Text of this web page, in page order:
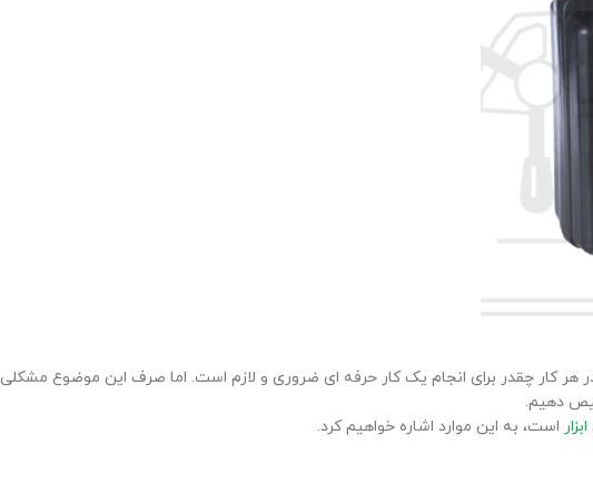
کار چقدر برای انجام یک کار حرفه ای ضروری و لازم است. اما صرف این موضوع مشکلی
دهیم.
است، به این موارد اشاره خواهیم کرد.